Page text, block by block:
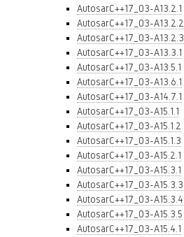
AutosarC++17_03-A13.2.1
AutosarC++17_03-A13.2.2
AutosarC++17_03-A13.2.3
AutosarC++17_03-A13.3.1
AutosarC++17_03-A13.5.1
AutosarC++17_03-A13.6.1
AutosarC++17_03-A14.7.1
AutosarC++17_03-A15.1.1
AutosarC++17_03-A15.1.2
AutosarC++17_03-A15.1.3
AutosarC++17_03-A15.2.1
AutosarC++17_03-A15.3.1
AutosarC++17_03-A15.3.3
AutosarC++17_03-A15.3.4
AutosarC++17_03-A15.3.5
AutosarC++17_03-A15.4.1